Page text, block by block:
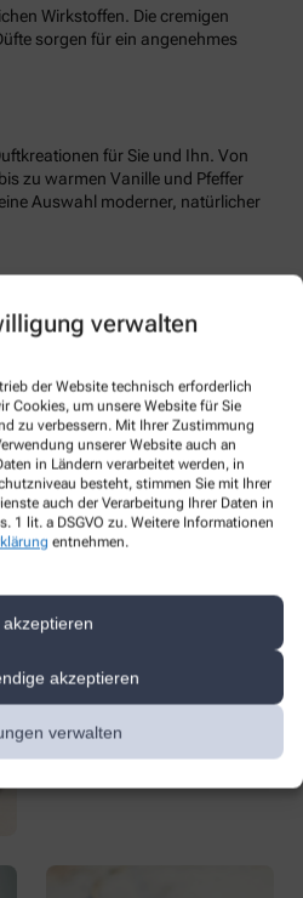
verwalten
der Website technisch erforderlich
Cookies, um unsere Website für Sie
zu verbessern. Mit Ihrer Zustimmung
unserer Website auch an
in Ländern verarbeitet werden, in
besteht, stimmen Sie mit Ihrer
auch der Verarbeitung Ihrer Daten in
1 lit. a DSGVO zu. Weitere Informationen
entnehmen.
akzeptieren
akzeptieren
verwalten
Wirkstoffen. Die cremigen
sorgen für ein angenehmes
für Sie und Ihn. Von
zu warmen Vanille und Pfeffer
Auswahl moderner, natürlicher